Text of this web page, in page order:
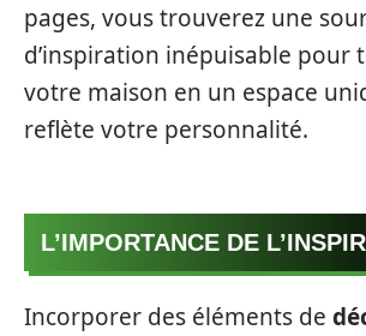
pages, vous trouverez une
d’inspiration inépuisable pour
votre maison en un espace
reflète votre personnalité.
L’IMPORTANCE DE
Incorporer des éléments de